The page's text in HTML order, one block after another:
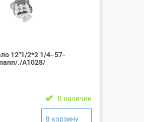
12″1/2*2 1/4- 57-
./А1028/
В наличии